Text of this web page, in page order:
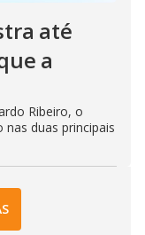
até
a
Ribeiro, o
duas principais